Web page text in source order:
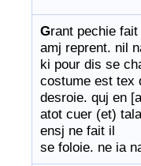
Grant pechie
amj reprent. nil
ki pour dis se
costume est tex
desroie. quj en
atot cuer (et)
ensj ne fait il
se foloie. ne ia